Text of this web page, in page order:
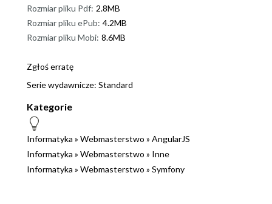
Rozmiar pliku Pdf: 2.8MB
Rozmiar pliku ePub: 4.2MB
Rozmiar pliku Mobi: 8.6MB
Zgłoś erratę
Serie wydawnicze: Standard
Kategorie
Informatyka » Webmasterstwo » AngularJS
Informatyka » Webmasterstwo » Inne
Informatyka » Webmasterstwo » Symfony